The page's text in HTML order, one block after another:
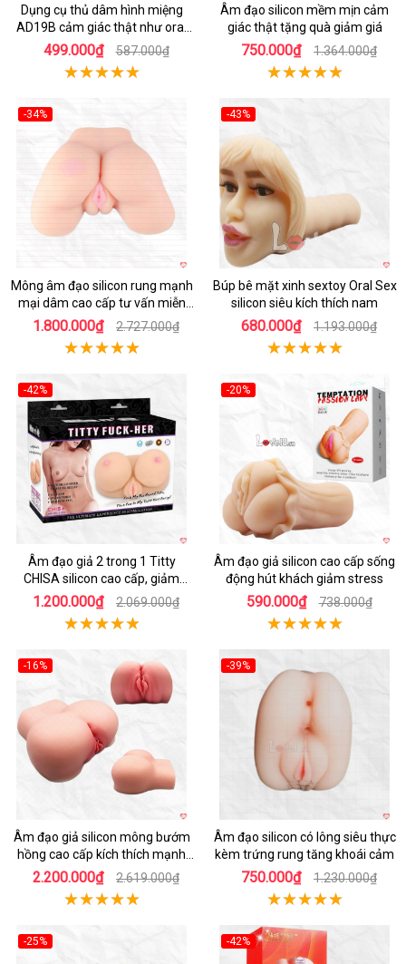
Dụng cụ thủ dâm hình miệng
AD19B cảm giác thật như oral
sex
499.000₫ 587.000₫
Âm đạo silicon mềm mịn cảm
giác thật tặng quà giảm giá
750.000₫ 1.364.000₫
-34%
Mông âm đạo silicon rung mạnh
mại dâm cao cấp tư vấn miễn
phí
1.800.000₫ 2.727.000₫
-43%
Búp bê mặt xinh sextoy Oral Sex
silicon siêu kích thích nam
680.000₫ 1.193.000₫
-42%
Âm đạo giả 2 trong 1 Titty
CHISA silicon cao cấp, giảm
stress
1.200.000₫ 2.069.000₫
-20%
Âm đạo giả silicon cao cấp sống
động hút khách giảm stress
590.000₫ 738.000₫
-16%
Âm đạo giả silicon mông bướm
hồng cao cấp kích thích mạnh
mẽ
2.200.000₫ 2.619.000₫
-39%
Âm đạo silicon có lông siêu thực
kèm trứng rung tăng khoái cảm
750.000₫ 1.230.000₫
-25%
-42%